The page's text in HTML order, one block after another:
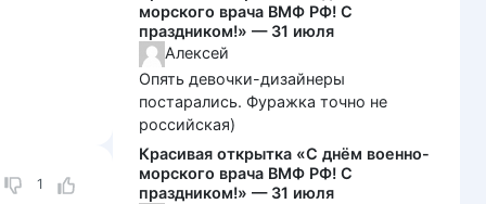
1
морского врача ВМФ РФ! С
праздником!» — 31 июля
Алексей
Опять девочки-дизайнеры
постарались. Фуражка точно не
российская)
Красивая открытка «С днём военно-
морского врача ВМФ РФ! С
праздником!» — 31 июля